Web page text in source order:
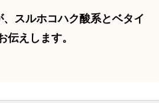
スルホコハク酸系とベタイ
えします。